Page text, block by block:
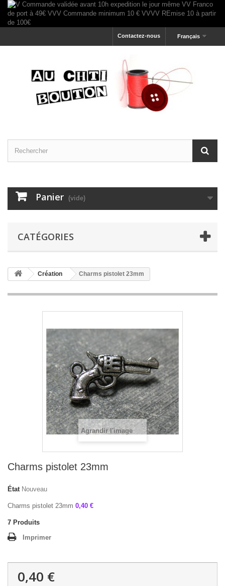
Français
Contactez-nous
Panier (vide)
CATÉGORIES
Création Charms pistolet 23mm
Agrandir l'image
Charms pistolet 23mm
État Nouveau
Charms pistolet 23mm 0,40 €
7 Produits
Imprimer
0,40 €